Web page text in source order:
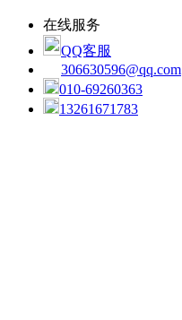
在线服务
QQ客服
306630596@qq.com
010-69260363
13261671783